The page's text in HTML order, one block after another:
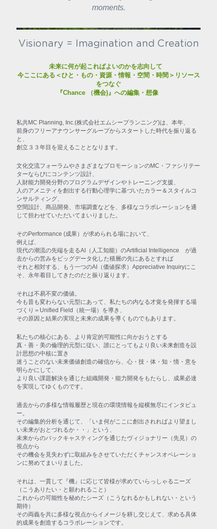
moments.
Visionary = Imagination and Creation
未来に何が起こればよいのかを志向して
今ここにある＜ひと・もの・資源・情報・空間・時間＞リソース
をつなぐ
『Chance （機会)』への編集・想像
私共MC Planning, Inc.(株式会社エムシープランニング)は、本年、
前身のフリーアナウンサーグループからスタートした時代を振り返る
と、
創立３３年目を迎えることとなります。
文化交流フォーラムやさまざまなプロモーションのMC・ファシリテー
ターならびにコンテンツ設計、
人財能力開発分野のプログラムデザインやトレーニング支援、
人のアメニティを創出する行動心理学に基づいたカラー＆スタイルコ
ンサルティング、
空間設計、商品開発、市場調査などを、多様なコラボレーションを通
じて担わせていただいてまいりました。
そのPerformance (成果）が求められる場において、
例えば、
現代の潮流の先端を走るAI（人工知能）のArtificial Intelligence　が過
去からの営みをビッグデータ化した積層の先にあるとすれば
それと相対する、もう一つのAI（価値探求）Appreciative Inquiryにこ
そ、永年着目してきたのだと振り返ります。
それは不易不変の価値。
今も昔も変わらない元型にあって、私たちの内なる才覚を発揮する場
づくり＝Unified Field（統一場）を導き、
その原因と結果の実現と未来の成果を導くものでもあります。
私たちの核心にある、より肯定的可能性に向かおうとする
真・善・美の倫理的元型に従い、誰にとってもより良い未来創造を設
計思想の中核に置き
迷うことのない未来価値創造の確信から、心・技・体・知・情・意を
明らかにして、
より良い課題解決を通じた組織開発・能力開発をもたらし、成果必達
を実現してゆくものです。
過去からの多様な情報履歴と現在の環境情報を縦横無尽にインタビュ
ー。
その編集的分析を通じて、「いま何がここに創出されればより望まし
い未来がおとづれるか・・」という、
未来からのバックキャスティングを通じたヴィジョナリー（先見）の
視点から
その機会を見失わずに取組みをさせていただくチャンスオペレーショ
ンに努めてまいりました。
それは、一貫して『機』に応じて皆様が求めていらっしゃるニーズ
（こうありたい・と願われること）
これからの可能性を秘めたシーズ（こうなれるかもしれない・という
期待）
その両義を共に多様な視点からイメージを耕し交じえて、求める具体
的成果を創造するコラボレーションです。